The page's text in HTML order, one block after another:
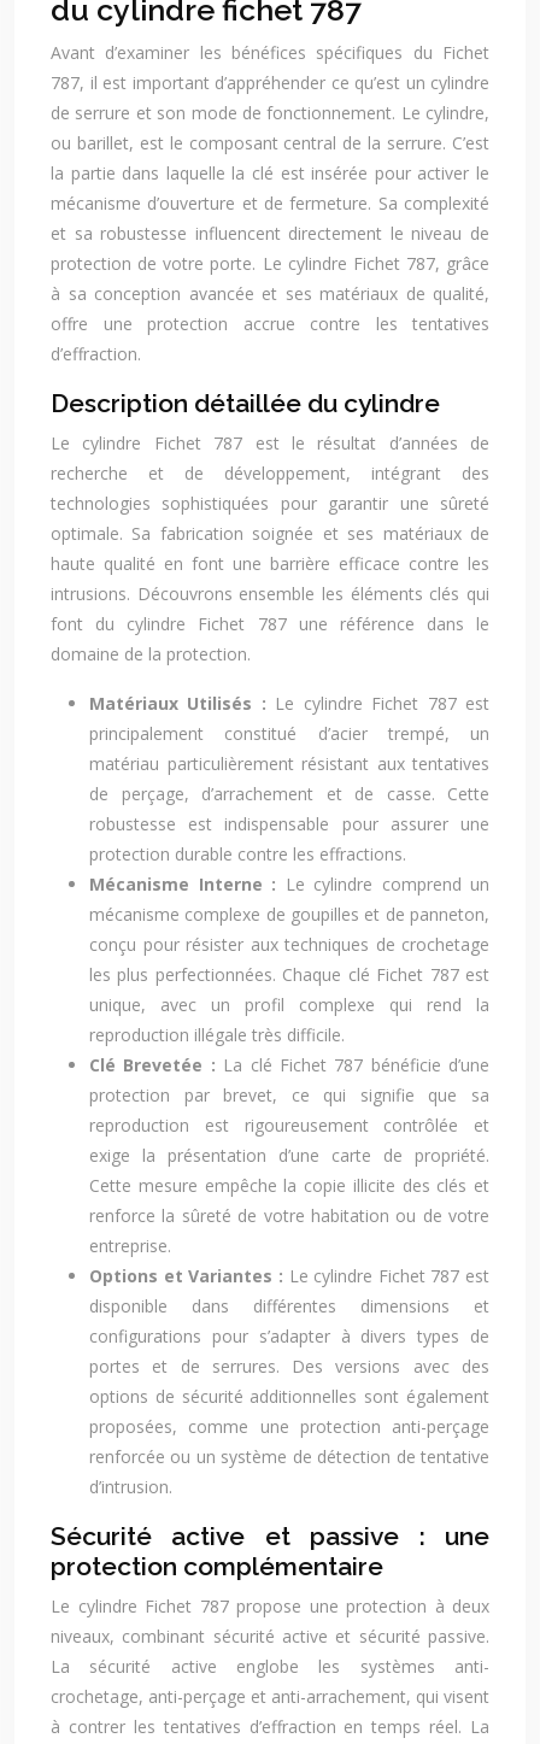
du cylindre fichet 787
Avant d’examiner les bénéfices spécifiques du Fichet
787, il est important d’appréhender ce qu’est un cylindre
de serrure et son mode de fonctionnement. Le cylindre,
ou barillet, est le composant central de la serrure. C’est
la partie dans laquelle la clé est insérée pour activer le
mécanisme d’ouverture et de fermeture. Sa complexité
et sa robustesse influencent directement le niveau de
protection de votre porte. Le cylindre Fichet 787, grâce
à sa conception avancée et ses matériaux de qualité,
offre une protection accrue contre les tentatives
d’effraction.
Description détaillée du cylindre
Le cylindre Fichet 787 est le résultat d’années de
recherche et de développement, intégrant des
technologies sophistiquées pour garantir une sûreté
optimale. Sa fabrication soignée et ses matériaux de
haute qualité en font une barrière efficace contre les
intrusions. Découvrons ensemble les éléments clés qui
font du cylindre Fichet 787 une référence dans le
domaine de la protection.
Matériaux Utilisés : Le cylindre Fichet 787 est
principalement constitué d’acier trempé, un
matériau particulièrement résistant aux tentatives
de perçage, d’arrachement et de casse. Cette
robustesse est indispensable pour assurer une
protection durable contre les effractions.
Mécanisme Interne : Le cylindre comprend un
mécanisme complexe de goupilles et de panneton,
conçu pour résister aux techniques de crochetage
les plus perfectionnées. Chaque clé Fichet 787 est
unique, avec un profil complexe qui rend la
reproduction illégale très difficile.
Clé Brevetée : La clé Fichet 787 bénéficie d’une
protection par brevet, ce qui signifie que sa
reproduction est rigoureusement contrôlée et
exige la présentation d’une carte de propriété.
Cette mesure empêche la copie illicite des clés et
renforce la sûreté de votre habitation ou de votre
entreprise.
Options et Variantes : Le cylindre Fichet 787 est
disponible dans différentes dimensions et
configurations pour s’adapter à divers types de
portes et de serrures. Des versions avec des
options de sécurité additionnelles sont également
proposées, comme une protection anti-perçage
renforcée ou un système de détection de tentative
d’intrusion.
Sécurité active et passive : une
protection complémentaire
Le cylindre Fichet 787 propose une protection à deux
niveaux, combinant sécurité active et sécurité passive.
La sécurité active englobe les systèmes anti-
crochetage, anti-perçage et anti-arrachement, qui visent
à contrer les tentatives d’effraction en temps réel. La